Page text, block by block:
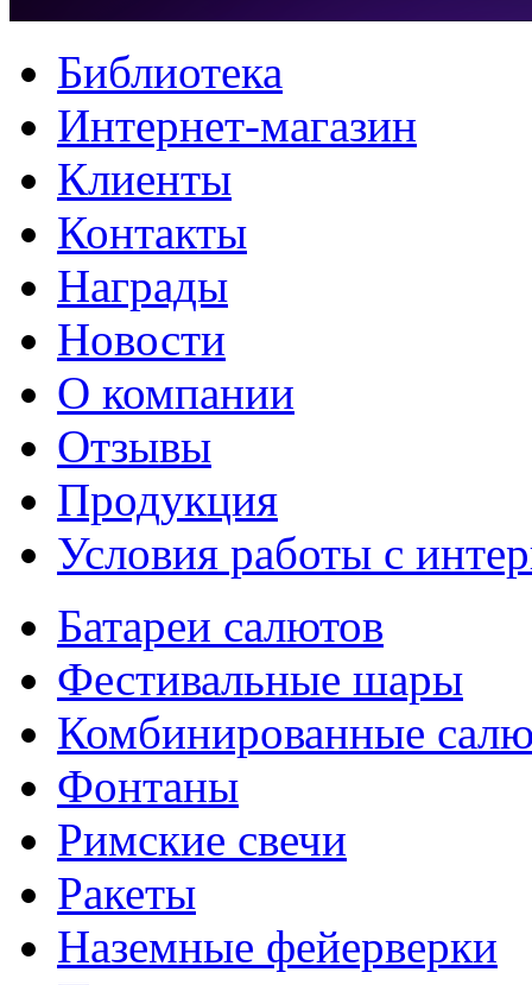
Библиотека
Интернет-магазин
Клиенты
Контакты
Награды
Новости
О компании
Отзывы
Продукция
Условия работы с
Батареи салютов
Фестивальные шары
Комбинированные
Фонтаны
Римские свечи
Ракеты
Наземные фейерверки